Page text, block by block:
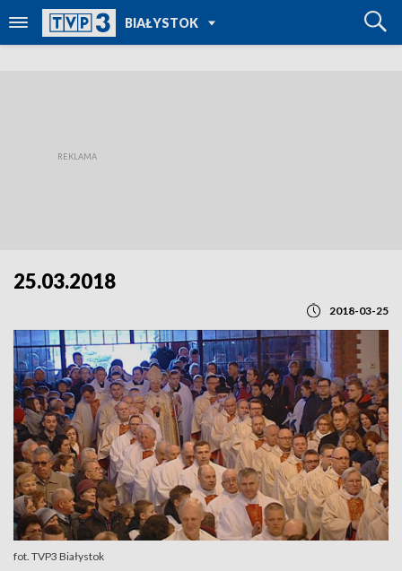
BIAŁYSTOK
TVP REGIONY
25.03.2018
2018-03-25
fot. TVP3 Białystok